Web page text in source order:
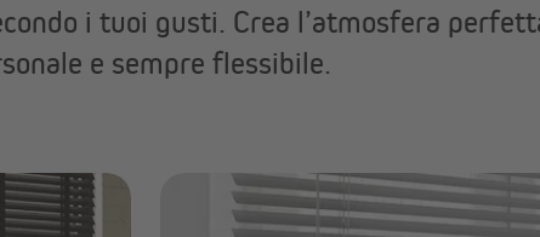
e accessorii tuoi gusti. Crea l’atmosfera
e sempre flessibile.